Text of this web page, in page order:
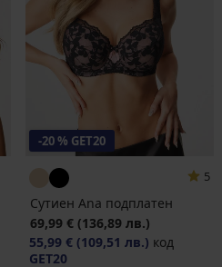
цена
-20 % GET20
5
Сутиен Ana подплатен
69,99 € (136,89 лв.)
55,99 € (109,51 лв.) код
GET20